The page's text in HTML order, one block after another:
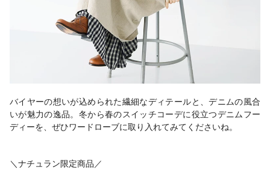
バイヤーの想いが込められた繊細なディテールと、デニムの風合
いが魅力の逸品。冬から春のスイッチコーデに役立つデニムフー
ディーを、ぜひワードローブに取り入れてみてくださいね。
＼ナチュラン限定商品／